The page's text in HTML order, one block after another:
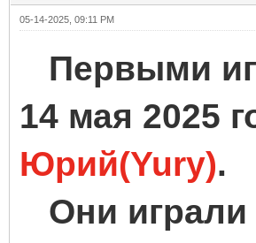
05-14-2025, 09:11 PM
Первыми
14 мая 2025
Юрий(Yury).
Они играли